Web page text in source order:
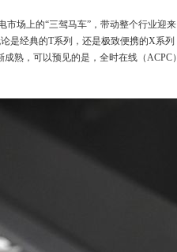
场上的“三驾马车”，带动整个行业迎
是经典的T系列，还是极致便携的X系
熟，可以预见的是，全时在线（